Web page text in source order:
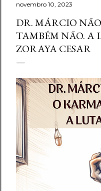
novembro 10, 2023
DR. MÁRCIO
TAMBÉM NÃO. A
ZORAYA CESAR